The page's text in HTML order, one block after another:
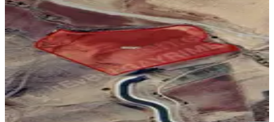
Eğil, Baysu Mahallesi
30000 m²·240/m²·16.04.2026
7.200.000 ₺
ÇELİKLER GAYRİMENKUL VE AUTOMehmet Şirin Çelik
Ara